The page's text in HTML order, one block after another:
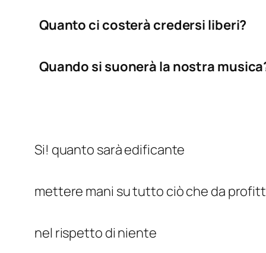
Quanto ci costerà credersi liberi?
Quando si suonerà la nostra
Si! quanto sarà edificante
mettere mani su tutto ciò che da
nel rispetto di niente